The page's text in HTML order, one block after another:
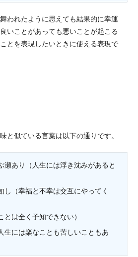
われたように思えても結果的に幸運
いことがあっても悪いことが起こる
とを表現したいときに使える表現で
と似ている言葉は以下の通りです。
瀬あり（人生には浮き沈みがあると
し（幸福と不幸は交互にやってく
とは全く予知できない）
生には楽なことも苦しいこともあ